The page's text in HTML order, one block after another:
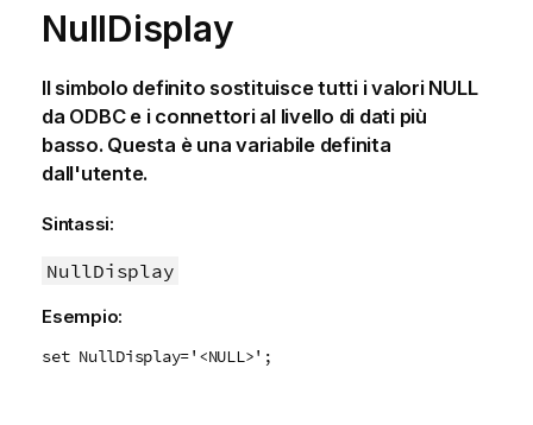
NullDisplay
Il simbolo definito sostituisce tutti i valori NULL
da ODBCe i connettori al livello di dati più
basso. Questa è una variabile definita
dall'utente.
Sintassi:
NullDisplay
Esempio:
set NullDisplay='<NULL>';